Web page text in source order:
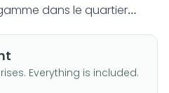
dans le quartier
Everything is included.